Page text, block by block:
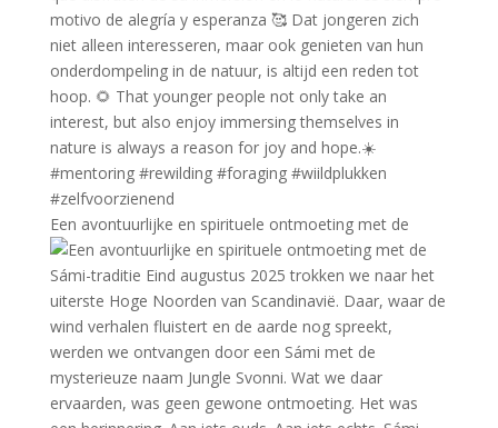
Een avontuurlijke en spirituele ontmoeting met de